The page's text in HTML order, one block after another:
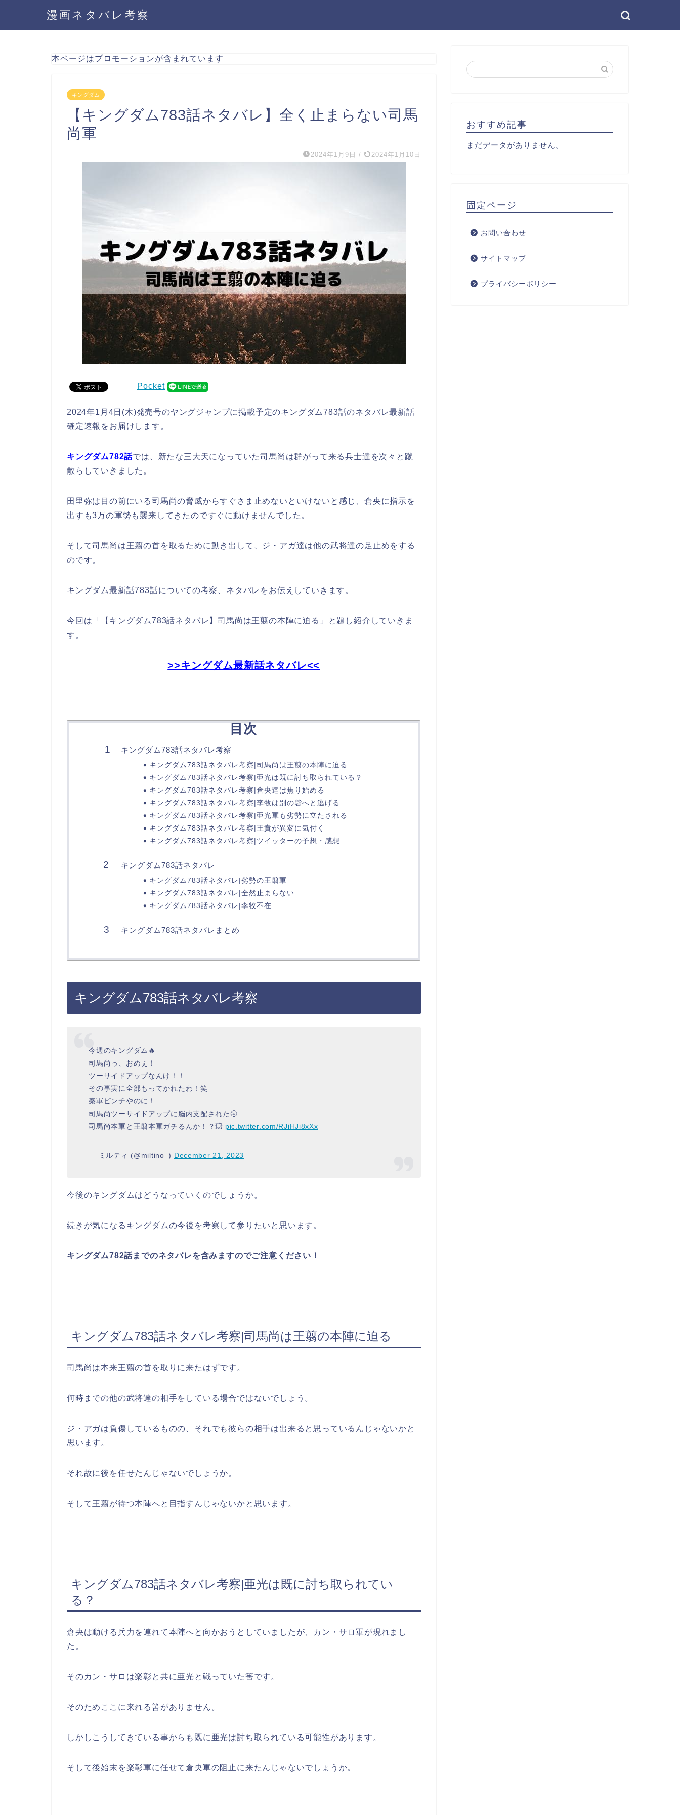
漫画ネタバレ考察
本ページはプロモーションが含まれています
キングダム
【キングダム783話ネタバレ】全く止まらない司馬
尚軍
2024年1月9日 / 2024年1月10日
Pocket
2024年1月4日(木)発売号のヤングジャンプに掲載予定のキングダム783話のネタバレ最新話
確定速報をお届けします。
キングダム782話では、新たな三大天になっていた司馬尚は群がって来る兵士達を次々と蹴
散らしていきました。
田里弥は目の前にいる司馬尚の脅威からすぐさま止めないといけないと感じ、倉央に指示を
出すも3万の軍勢も襲来してきたのですぐに動けませんでした。
そして司馬尚は王翦の首を取るために動き出して、ジ・アガ達は他の武将達の足止めをする
のです。
キングダム最新話783話についての考察、ネタバレをお伝えしていきます。
今回は「【キングダム783話ネタバレ】司馬尚は王翦の本陣に迫る」と題し紹介していきま
す。
>>キングダム最新話ネタバレ<<
目次
キングダム783話ネタバレ考察
キングダム783話ネタバレ考察|司馬尚は王翦の本陣に迫る
キングダム783話ネタバレ考察|亜光は既に討ち取られている？
キングダム783話ネタバレ考察|倉央達は焦り始める
キングダム783話ネタバレ考察|李牧は別の砦へと逃げる
キングダム783話ネタバレ考察|亜光軍も劣勢に立たされる
キングダム783話ネタバレ考察|王賁が異変に気付く
キングダム783話ネタバレ考察|ツイッターの予想・感想
キングダム783話ネタバレ
キングダム783話ネタバレ|劣勢の王翦軍
キングダム783話ネタバレ|全然止まらない
キングダム783話ネタバレ|李牧不在
キングダム783話ネタバレまとめ
キングダム783話ネタバレ考察
今週のキングダム🔥
司馬尚っ、おめぇ！
ツーサイドアップなんけ！！
その事実に全部もってかれたわ！笑
秦軍ピンチやのに！
司馬尚ツーサイドアップに脳内支配された🌝
司馬尚本軍と王翦本軍ガチるんか！？💥 pic.twitter.com/RJiHJi8xXx
— ミルティ (@miltino_) December 21, 2023
今後のキングダムはどうなっていくのでしょうか。
続きが気になるキングダムの今後を考察して参りたいと思います。
キングダム782話までのネタバレを含みますのでご注意ください！
キングダム783話ネタバレ考察|司馬尚は王翦の本陣に迫る
司馬尚は本来王翦の首を取りに来たはずです。
何時までの他の武将達の相手をしている場合ではないでしょう。
ジ・アガは負傷しているものの、それでも彼らの相手は出来ると思っているんじゃないかと
思います。
それ故に後を任せたんじゃないでしょうか。
そして王翦が待つ本陣へと目指すんじゃないかと思います。
キングダム783話ネタバレ考察|亜光は既に討ち取られてい
る？
倉央は動ける兵力を連れて本陣へと向かおうとしていましたが、カン・サロ軍が現れまし
た。
そのカン・サロは楽彰と共に亜光と戦っていた筈です。
そのためここに来れる筈がありません。
しかしこうしてきている事からも既に亜光は討ち取られている可能性があります。
そして後始末を楽彰軍に任せて倉央軍の阻止に来たんじゃないでしょうか。
おすすめ記事
まだデータがありません。
固定ページ
お問い合わせ
サイトマップ
プライバシーポリシー